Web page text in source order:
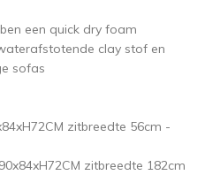
een quick dry foam
clay stof en
sofas
zitbreedte 56cm -
zitbreedte 182cm